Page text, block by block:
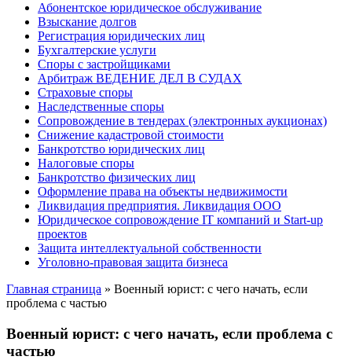
Абонентское юридическое обслуживание
Взыскание долгов
Регистрация юридических лиц
Бухгалтерские услуги
Споры с застройщиками
Арбитраж ВЕДЕНИЕ ДЕЛ В СУДАХ
Страховые споры
Наследственные споры
Сопровождение в тендерах (электронных аукционах)
Снижение кадастровой стоимости
Банкротство юридических лиц
Налоговые споры
Банкротство физических лиц
Оформление права на объекты недвижимости
Ликвидация предприятия. Ликвидация ООО
Юридическое сопровождение IT компаний и Start-up
проектов
Защита интеллектуальной собственности
Уголовно-правовая защита бизнеса
Главная страница » Военный юрист: с чего начать, если
проблема с частью
Военный юрист: с чего начать, если проблема с
частью